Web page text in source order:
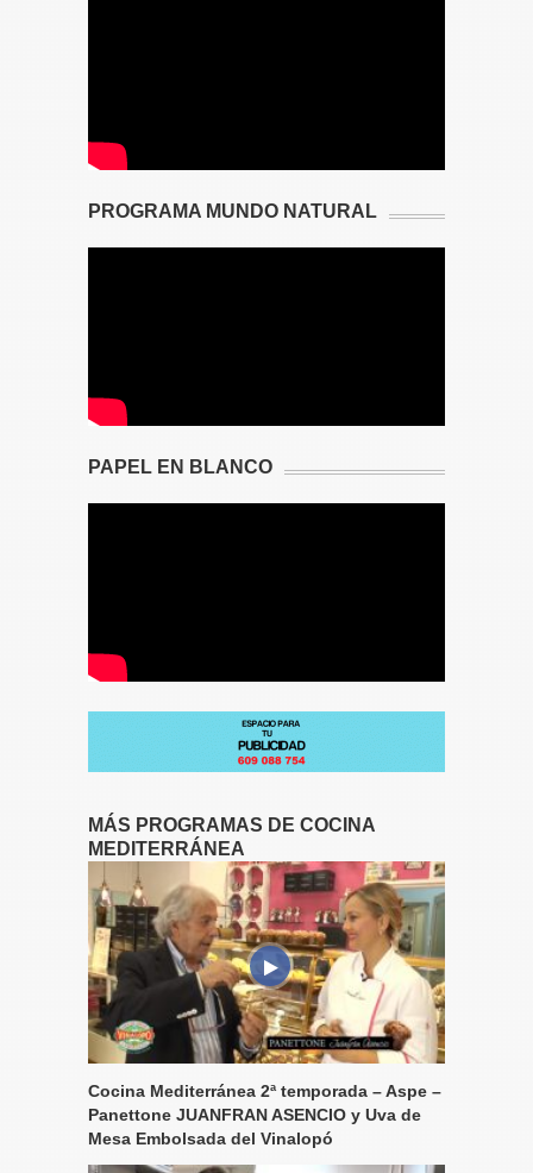
PROGRAMA MUNDO NATURAL
PAPEL EN BLANCO
MÁS PROGRAMAS DE COCINA
MEDITERRÁNEA
Cocina Mediterránea 2ª temporada – Aspe –
Panettone JUANFRAN ASENCIO y Uva de
Mesa Embolsada del Vinalopó